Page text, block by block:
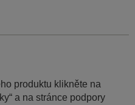
produktu klikněte na
a na stránce podpory